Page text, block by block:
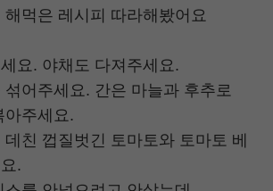
먹은 레시피 따라해봤어요
요. 야채도 다져주세요.
어주세요. 간은 마늘과 후추로
아주세요.
친 껍질벗긴 토마토와 토마토 베
.